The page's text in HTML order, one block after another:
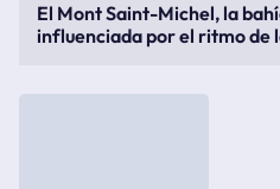
El Mont Saint-Michel, la
influenciada por el ritmo de